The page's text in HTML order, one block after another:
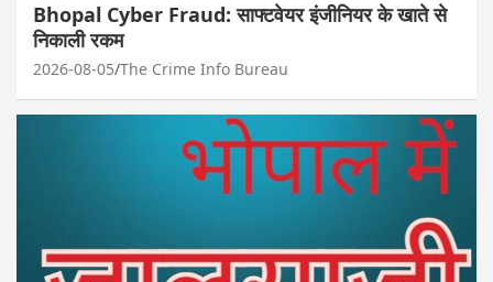
Bhopal Cyber Fraud: साफ्टवेयर इंजीनियर के खाते से
निकाली रकम
2026-08-05 The Crime Info Bureau